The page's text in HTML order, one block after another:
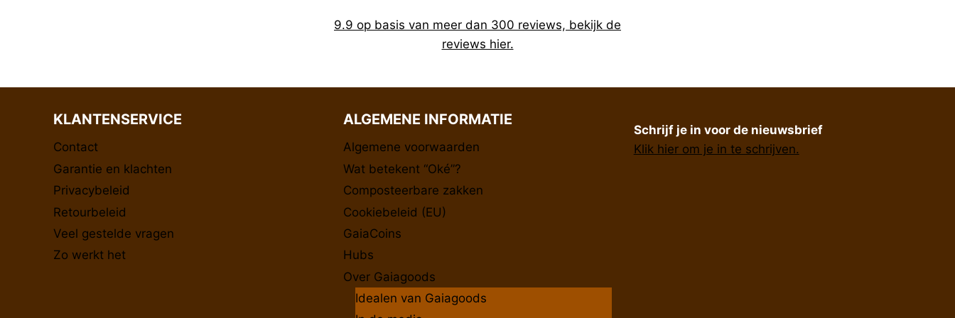
9.9 op basis van meer dan 300 reviews, bekijk de
reviews hier.
KLANTENSERVICE
Contact
Garantie en klachten
Privacybeleid
Retourbeleid
Veel gestelde vragen
Zo werkt het
ALGEMENE INFORMATIE
Algemene voorwaarden
Wat betekent “Oké”?
Composteerbare zakken
Cookiebeleid (EU)
GaiaCoins
Hubs
Over Gaiagoods
Idealen van Gaiagoods
Schrijf je in voor de nieuwsbrief
Klik hier om je in te schrijven.